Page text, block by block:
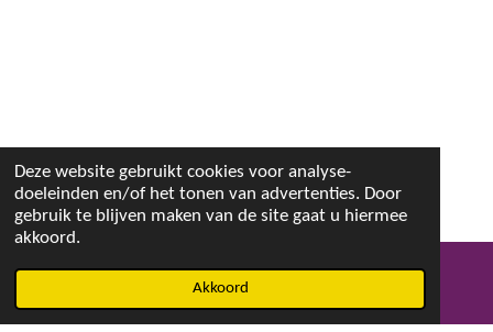
Deze website gebruikt cookies voor analyse-
doeleinden en/of het tonen van advertenties. Door
gebruik te blijven maken van de site gaat u hiermee
akkoord.
Akkoord